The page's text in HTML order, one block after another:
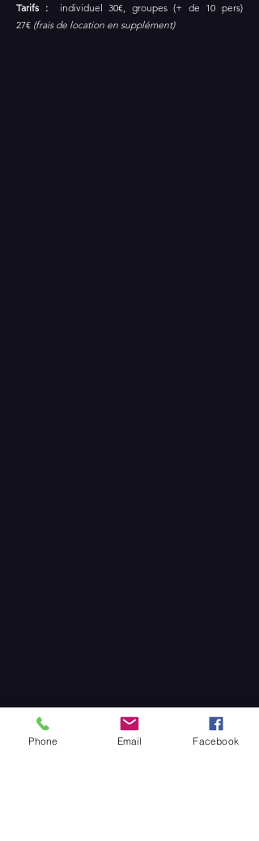
Tarifs :
individuel 30€, groupes (+ de 10 pers)
27€ (frais de location en supplément)
Phone Email Facebook